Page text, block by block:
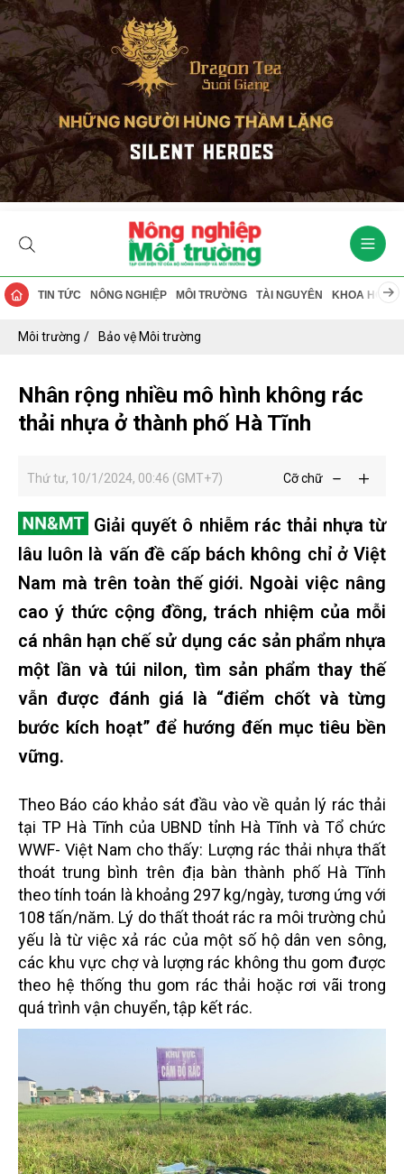
TIN TỨC NÔNG NGHIỆP MÔI TRƯỜNG TÀI NGUYÊN KHOA HỌC
Môi trường Bảo vệ Môi trường
Nhân rộng nhiều mô hình không rác
thải nhựa ở thành phố Hà Tĩnh
Thứ tư, 10/1/2024, 00:46 (GMT+7) Cỡ chữ
Giải quyết ô nhiễm rác thải nhựa từ
lâu luôn là vấn đề cấp bách không chỉ ở Việt
Nam mà trên toàn thế giới. Ngoài việc nâng
cao ý thức cộng đồng, trách nhiệm của mỗi
cá nhân hạn chế sử dụng các sản phẩm nhựa
một lần và túi nilon, tìm sản phẩm thay thế
vẫn được đánh giá là “điểm chốt và từng
bước kích hoạt” để hướng đến mục tiêu bền
vững.
Theo Báo cáo khảo sát đầu vào về quản lý rác thải
tại TP Hà Tĩnh của UBND tỉnh Hà Tĩnh và Tổ chức
WWF- Việt Nam cho thấy: Lượng rác thải nhựa thất
thoát trung bình trên địa bàn thành phố Hà Tĩnh
theo tính toán là khoảng 297 kg/ngày, tương ứng với
108 tấn/năm. Lý do thất thoát rác ra môi trường chủ
yếu là từ việc xả rác của một số hộ dân ven sông,
các khu vực chợ và lượng rác không thu gom được
theo hệ thống thu gom rác thải hoặc rơi vãi trong
quá trình vận chuyển, tập kết rác.